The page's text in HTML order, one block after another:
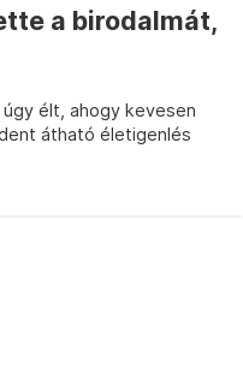
a birodalmát,
élt, ahogy kevesen
átható életigenlés